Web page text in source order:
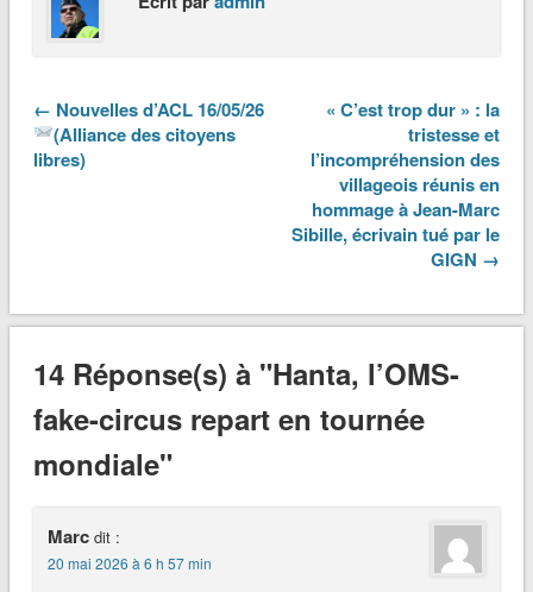
← Nouvelles d’ACL 16/05/26
(Alliance des citoyens
libres)
« C’est trop dur » : la
tristesse et
l’incompréhension des
villageois réunis en
hommage à Jean-Marc
Sibille, écrivain tué par le
GIGN →
14 Réponse(s) à "Hanta, l’OMS-
fake-circus repart en tournée
mondiale"
Marc dit :
20 mai 2026 à 6 h 57 min